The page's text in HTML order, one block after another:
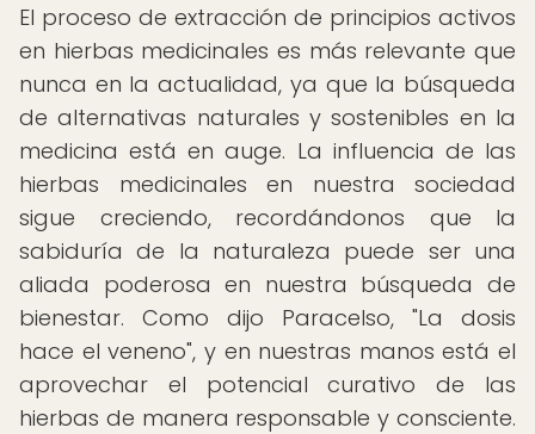
El proceso de extracción de principios activos
en hierbas medicinales es más relevante que
nunca en la actualidad, ya que la búsqueda
de alternativas naturales y sostenibles en la
medicina está en auge. La influencia de las
hierbas medicinales en nuestra sociedad
sigue creciendo, recordándonos que la
sabiduría de la naturaleza puede ser una
aliada poderosa en nuestra búsqueda de
bienestar. Como dijo Paracelso, "La dosis
hace el veneno", y en nuestras manos está el
aprovechar el potencial curativo de las
hierbas de manera responsable y consciente.